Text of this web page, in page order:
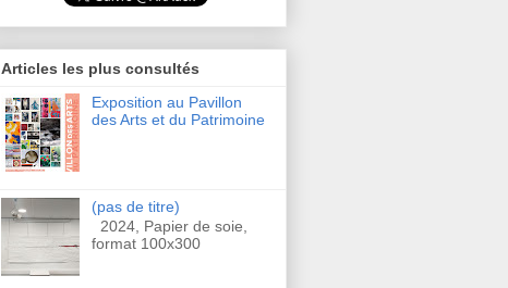
Articles les plus consultés
Exposition au Pavillon
des Arts et du Patrimoine
(pas de titre)
2024, Papier de soie,
format 100x300